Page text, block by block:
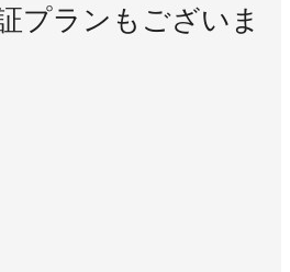
プランもございま